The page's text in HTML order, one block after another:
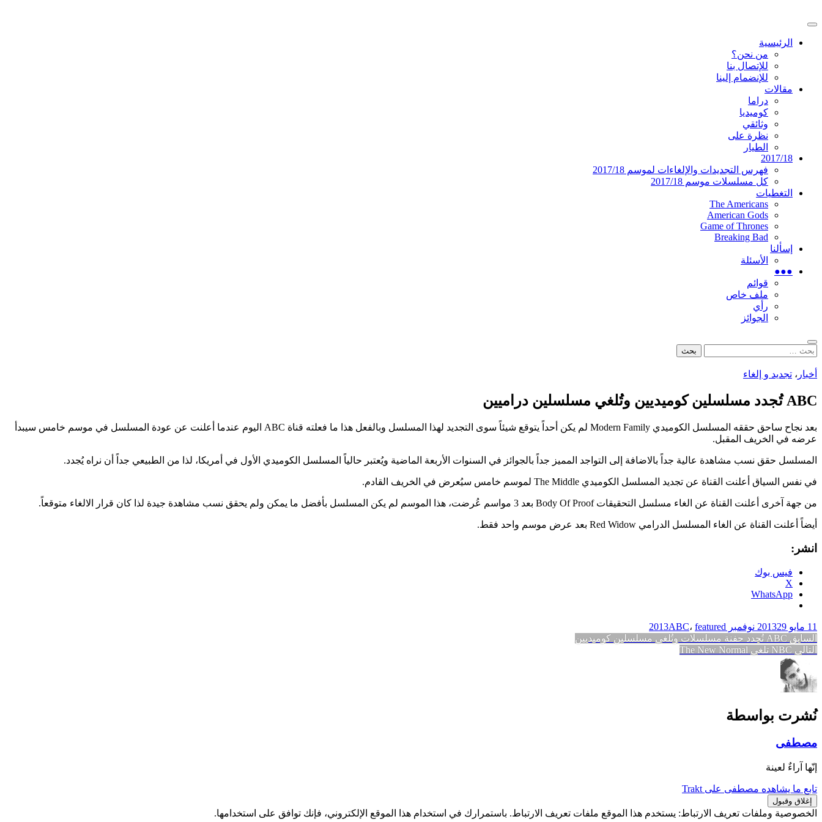
إلى
دليل التلفزيون العربي
موقع عربي متخصص في أخبار ومقالات حول المسلسلات الأجنبية
القائمة
الرئيسيةالرئيسية
من نحن؟
للإتصال بنا
للإنضمام إلينا
مقالات
دراما
كوميديا
وثائقي
نظرة على
الطيار
2017/18
فهرس التجديدات والإلغاءات لموسم 2017/18
كل مسلسلات موسم 2017/18
التغطيات
The Americans
American Gods
Game of Thrones
Breaking Bad
إسألنا
الأسئلة
●●●
قوائم
ملف خاص
رأي
الجوائز
بحث
البحث
أخبار ، تجديد و إلغاء
ABC تُجدد مسلسلين كوميديين وتُلغي مسلسلين دراميين
بعد نجاح ساحق حققه المسلسل الكوميدي Modern Family لم يكن أحداً يتوقع شيئاً سوى التجديد لهذا المسلسل وبالفعل هذا ما فعلته قناة ABC اليوم عندما أعلنت عن عودة المسلسل في موسم خامس سيبدأ
عرضه في الخريف المقبل.
المسلسل حقق نسب مشاهدة عالية جداً بالاضافة إلى التواجد المميز جداً بالجوائز في السنوات الأربعة الماضية ويُعتبر حالياً المسلسل الكوميدي الأول في أمريكا، لذا من الطبيعي جداً أن نراه يُجدد.
في نفس السياق أعلنت القناة عن تجديد المسلسل الكوميدي The Middle لموسم خامس سيُعرض في الخريف القادم.
من جهة آخرى أعلنت القناة عن الغاء مسلسل التحقيقات Body Of Proof بعد 3 مواسم عُرضت، هذا الموسم لم يكن المسلسل بأفضل ما يمكن ولم يحقق نسب مشاهدة جيدة لذا كان قرار الالغاء متوقعاً.
أيضاً أعلنت القناة عن الغاء المسلسل الدرامي Red Widow بعد عرض موسم واحد فقط.
انشر:
فيس بوك
X
WhatsApp
11 مايو 2013 29 نوفمبر 2013 ABC، featured
تصفّح
المقالات
السابق المقالة
السابقة:
ABC تُجدد حفنة مسلسلات وتُلغي مسلسلين كوميديين
التالي المقالة
التالية:
NBC تلغي The New Normal
نُشرت بواسطة
مصطفى
إنّها آراءٌ لعينة
تابع ما يشاهده مصطفى على Trakt
الخصوصية وملفات تعريف الارتباط: يستخدم هذا الموقع ملفات تعريف الارتباط. باستمرارك في استخدام هذا الموقع الإلكتروني، فإنك توافق على استخدامها.